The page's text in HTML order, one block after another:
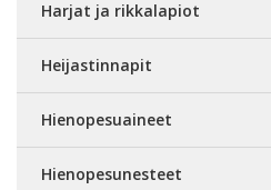
Harjat ja rikkalapiot
Heijastinnapit
Hienopesuaineet
Hienopesunesteet